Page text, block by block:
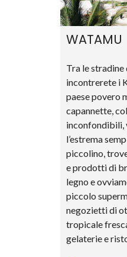
WATAMU
Tra le stradine
incontrerete i
paese povero
capannette,
inconfondibili,
l’estrema
piccolino,
e prodotti di
legno e
piccolo
negozietti di
tropicale
gelaterie e